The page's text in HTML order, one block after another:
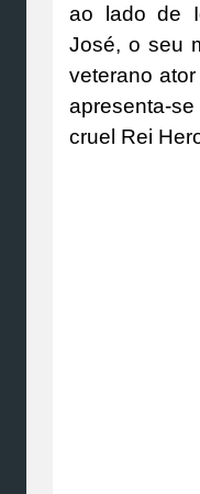
ao lado de
José, o seu
veterano
apresenta-
cruel Rei